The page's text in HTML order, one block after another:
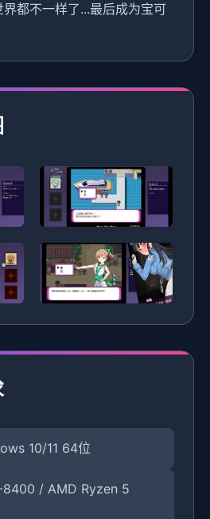
界都不一样了...最后成为宝可
10/11 64位
/ AMD Ryzen 5